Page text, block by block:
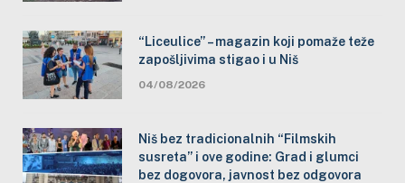
“Liceulice” – magazin koji pomaže teže
zapošljivima stigao i u Niš
04/08/2026
Niš bez tradicionalnih “Filmskih
susreta” i ove godine: Grad i glumci
bez dogovora, javnost bez odgovora